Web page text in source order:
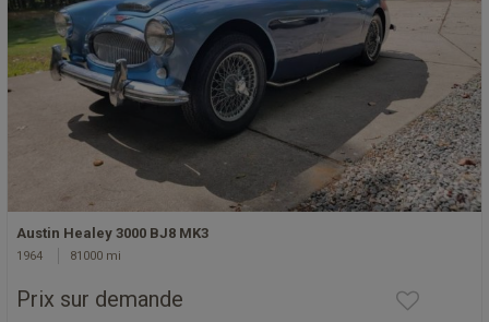
Austin Healey 3000 BJ8 MK3
1964 81000 mi
Prix sur demande